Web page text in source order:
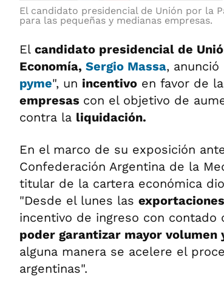
El candidato presidencial de Unión por la
para las pequeñas y medianas empresas.
El candidato presidencial de
Economía, Sergio Massa,
pyme", un incentivo en favor de
empresas con el objetivo de
contra la liquidación.
En el marco de su exposición
Confederación Argentina de la
titular de la cartera económica
"Desde el lunes las
incentivo de ingreso con contado
poder garantizar mayor volumen
alguna manera se acelere el
argentinas".